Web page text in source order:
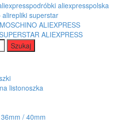
aliexpresspolska
alirepliki superstar
ALIEXPRESS
ALIEXPRESS
listonoszka
/ 40mm